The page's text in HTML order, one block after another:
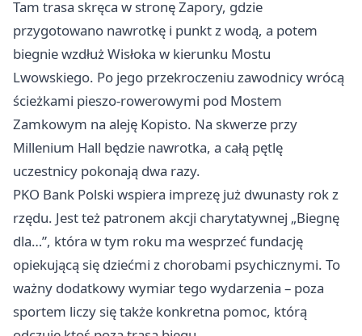
Tam trasa skręca w stronę Zapory, gdzie
przygotowano nawrotkę i punkt z wodą, a potem
biegnie wzdłuż Wisłoka w kierunku Mostu
Lwowskiego. Po jego przekroczeniu zawodnicy wrócą
ścieżkami pieszo-rowerowymi pod Mostem
Zamkowym na aleję Kopisto. Na skwerze przy
Millenium Hall będzie nawrotka, a całą pętlę
uczestnicy pokonają dwa razy.
PKO Bank Polski wspiera imprezę już dwunasty rok z
rzędu. Jest też patronem akcji charytatywnej „Biegnę
dla…”, która w tym roku ma wesprzeć fundację
opiekującą się dziećmi z chorobami psychicznymi. To
ważny dodatkowy wymiar tego wydarzenia – poza
sportem liczy się także konkretna pomoc, którą